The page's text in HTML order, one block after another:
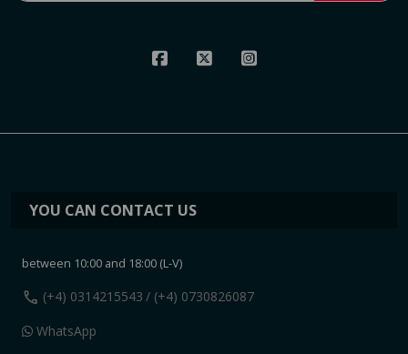
YOU CAN CONTACT US
between 10:00 and 18:00 (L-V)
call (+4) 0314215543 / (+4) 0730826087
WhatsApp